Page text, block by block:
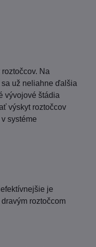
Na
už neliahne ďalšia
vývojové štádia
výskyt roztočcov
systéme
je
roztočcom